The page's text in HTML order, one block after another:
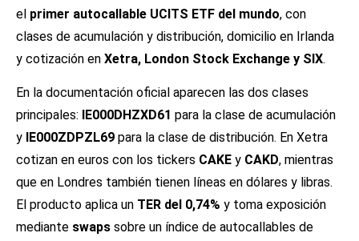
el primer autocallable UCITS ETF del mundo, con
clases de acumulación y distribución, domicilio en Irlanda
y cotización en Xetra, London Stock Exchange y SIX.
En la documentación oficial aparecen las dos clases
principales: IE000DHZXD61 para la clase de acumulación
y IE000ZDPZL69 para la clase de distribución. En Xetra
cotizan en euros con los tickers CAKE y CAKD, mientras
que en Londres también tienen líneas en dólares y libras.
El producto aplica un TER del 0,74% y toma exposición
mediante swaps sobre un índice de autocallables de